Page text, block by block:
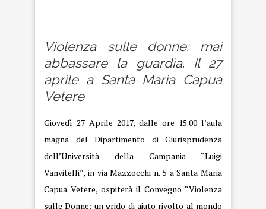
Violenza sulle donne: mai
abbassare la guardia. Il 27
aprile a Santa Maria Capua
Vetere
Giovedì 27 Aprile 2017, dalle ore 15.00 l’aula
magna del Dipartimento di Giurisprudenza
dell’Università della Campania “Luigi
Vanvitelli”, in via Mazzocchi n. 5 a Santa Maria
Capua Vetere, ospiterà il Convegno “Violenza
sulle Donne: un grido di aiuto rivolto al mondo